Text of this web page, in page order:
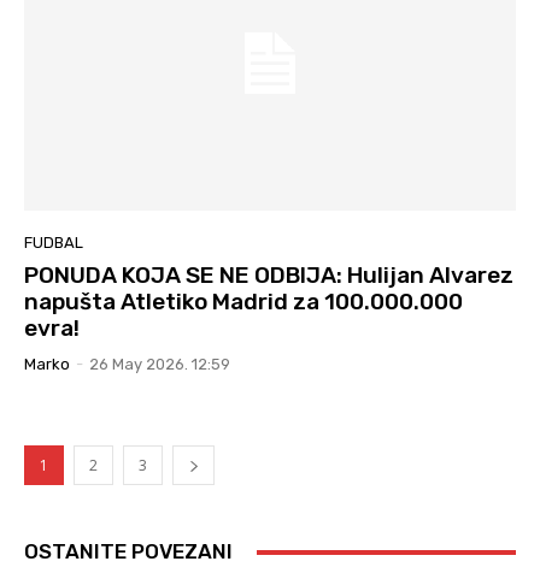
FUDBAL
PONUDA KOJA SE NE ODBIJA: Hulijan Alvarez
napušta Atletiko Madrid za 100.000.000
evra!
Marko - 26 May 2026. 12:59
1 2 3
OSTANITE POVEZANI